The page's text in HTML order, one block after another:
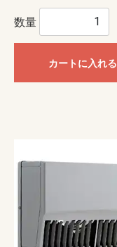
数量
カートに入れる